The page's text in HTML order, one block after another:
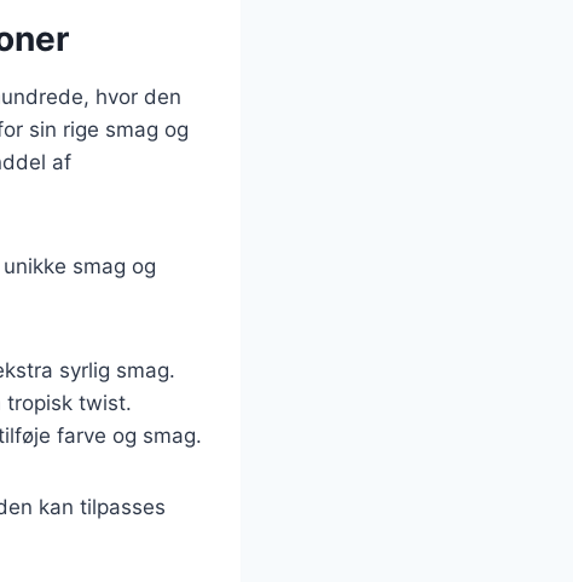
hvor den
sin rige smag og
af
smag og
syrlig smag.
twist.
farve og smag.
kan tilpasses